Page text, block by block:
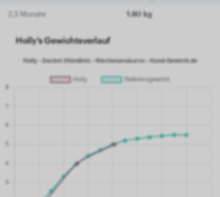
2.3 Monate 1.80 kg
Holly's Gewichtsverlauf